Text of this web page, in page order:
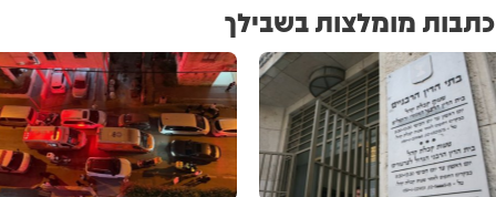
כתבות מומלצות בשבילך